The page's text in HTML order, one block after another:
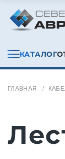
КАТАЛОГ
ГЛАВНАЯ